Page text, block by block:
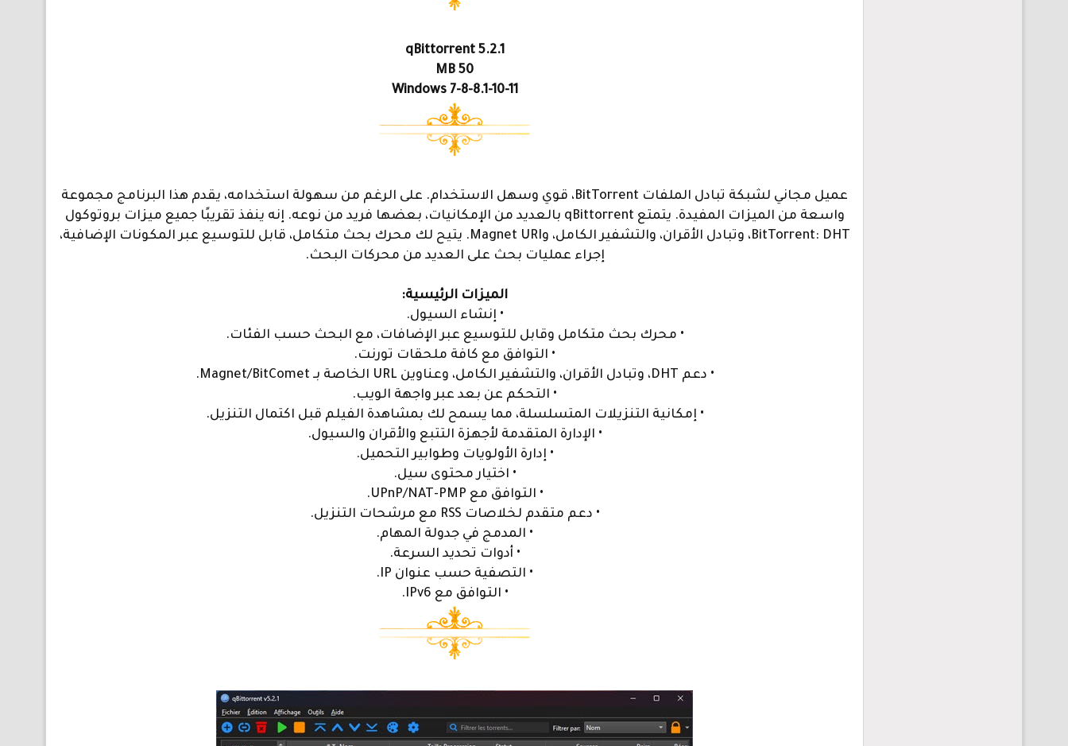
qBittorrent 5.2.1
50 MB
Windows 7-8-8.1-10-11
عميل مجاني لشبكة تبادل الملفات BitTorrent، قوي وسهل الاستخدام. على الرغم من سهولة استخدامه، يقدم هذا البرنامج مجموعة
واسعة من الميزات المفيدة. يتمتع qBittorrent بالعديد من الإمكانيات، بعضها فريد من نوعه. إنه ينفذ تقريبًا جميع ميزات بروتوكول
BitTorrent: DHT، وتبادل الأقران، والتشفير الكامل، وMagnet URI. يتيح لك محرك بحث متكامل، قابل للتوسيع عبر المكونات الإضافية،
إجراء عمليات بحث على العديد من محركات البحث.
الميزات الرئيسية:
• إنشاء السيول.
• محرك بحث متكامل وقابل للتوسيع عبر الإضافات، مع البحث حسب الفئات.
• التوافق مع كافة ملحقات تورنت.
• دعم DHT، وتبادل الأقران، والتشفير الكامل، وعناوين URL الخاصة بـ Magnet/BitComet.
• التحكم عن بعد عبر واجهة الويب.
• إمكانية التنزيلات المتسلسلة، مما يسمح لك بمشاهدة الفيلم قبل اكتمال التنزيل.
• الإدارة المتقدمة لأجهزة التتبع والأقران والسيول.
• إدارة الأولويات وطوابير التحميل.
• اختيار محتوى سيل.
• التوافق مع UPnP/NAT-PMP.
• دعم متقدم لخلاصات RSS مع مرشحات التنزيل.
• المدمج في جدولة المهام.
• أدوات تحديد السرعة.
• التصفية حسب عنوان IP.
• التوافق مع IPv6.